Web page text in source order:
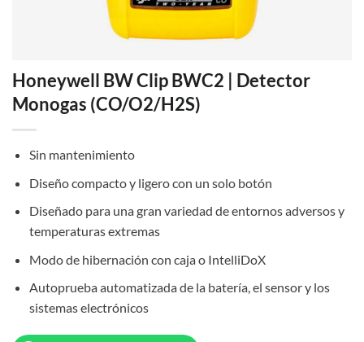
Honeywell BW Clip BWC2 | Detector
Monogas (CO/O2/H2S)
Sin mantenimiento
Diseño compacto y ligero con un solo botón
Diseñado para una gran variedad de entornos adversos y
temperaturas extremas
Modo de hibernación con caja o IntelliDoX
Autoprueba automatizada de la batería, el sensor y los
sistemas electrónicos